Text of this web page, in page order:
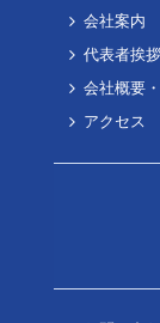
会社案内
代表者挨
会社概要
アクセス